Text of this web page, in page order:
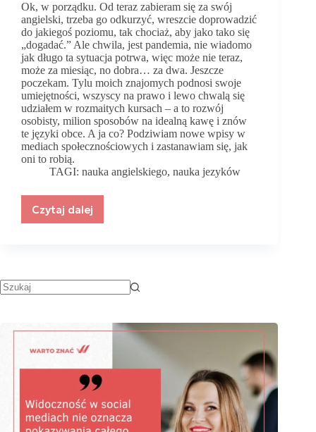
Ok, w porządku. Od teraz zabieram się za swój
angielski, trzeba go odkurzyć, wreszcie doprowadzić
do jakiegoś poziomu, tak chociaż, aby jako tako się
„dogadać.” Ale chwila, jest pandemia, nie wiadomo
jak długo ta sytuacja potrwa, więc może nie teraz,
może za miesiąc, no dobra… za dwa. Jeszcze
poczekam. Tylu moich znajomych podnosi swoje
umiejętności, wszyscy na prawo i lewo chwalą się
udziałem w rozmaitych kursach – a to rozwój
osobisty, milion sposobów na idealną kawę i znów
te języki obce. A ja co? Podziwiam nowe wpisy w
mediach społecznościowych i zastanawiam się, jak
oni to robią.
TAGI: nauka angielskiego,nauka jezyków
Czytaj dalej
Nauka
robisz
to